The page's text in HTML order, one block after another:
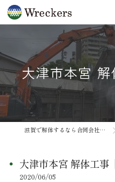
大津市本宮 解
滋賀で解体するなら合同会社Wreckers
大津市本宮 解体工事
2020/06/05